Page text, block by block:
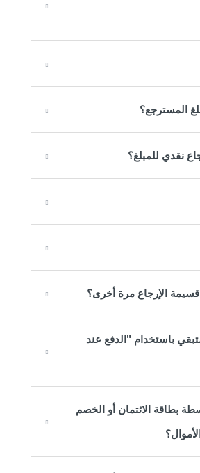
المسترجع؟
نقدي للمبلغ؟
الإرجاع مرة أخرى؟
باستخدام "الدفع عند
بطاقة الائتمان أو الخصم